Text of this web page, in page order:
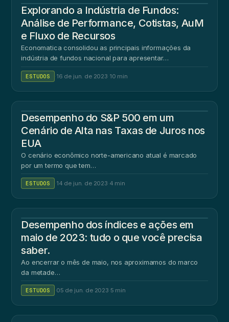
Explorando a Indústria de Fundos:
Análise de Performance, Cotistas, AuM
e Fluxo de Recursos
Economatica consolidou as principais informações da
indústria de fundos nacional para apresentar…
ESTUDOS 16 de jun. de 2023 10 min
Desempenho do S&P 500 em um
Cenário de Alta nas Taxas de Juros nos
EUA
O cenário econômico norte-americano atual é marcado
por um termo que tem…
ESTUDOS 14 de jun. de 2023 4 min
Desempenho dos índices e ações em
maio de 2023: tudo o que você precisa
saber.
Ao encerrar o mês de maio, nos aproximamos do marco
da metade…
ESTUDOS 05 de jun. de 2023 5 min